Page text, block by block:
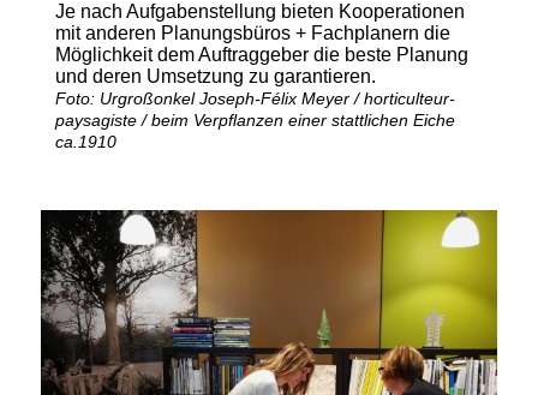
Je nach Aufgabenstellung bieten Kooperationen
mit anderen Planungsbüros + Fachplanern die
Möglichkeit dem Auftraggeber die beste Planung
und deren Umsetzung zu garantieren.
Foto: Urgroßonkel Joseph-Félix Meyer / horticulteur-
paysagiste / beim Verpflanzen einer stattlichen Eiche
ca.1910